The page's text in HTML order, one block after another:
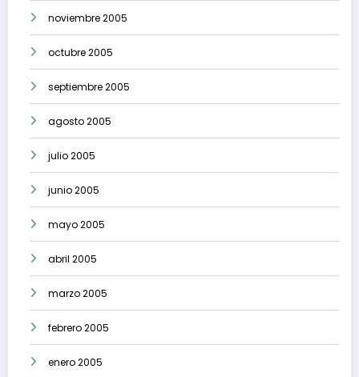
noviembre 2005
octubre 2005
septiembre 2005
agosto 2005
julio 2005
junio 2005
mayo 2005
abril 2005
marzo 2005
febrero 2005
enero 2005